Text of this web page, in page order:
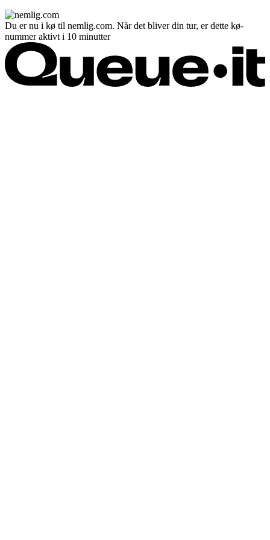
Du er nu i kø til nemlig.com. Når det bliver din tur, er dette kø-
nummer aktivt i 10 minutter